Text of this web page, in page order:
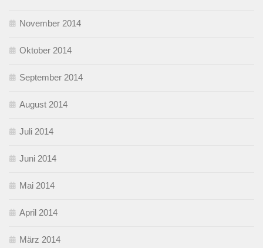
November 2014
Oktober 2014
September 2014
August 2014
Juli 2014
Juni 2014
Mai 2014
April 2014
März 2014